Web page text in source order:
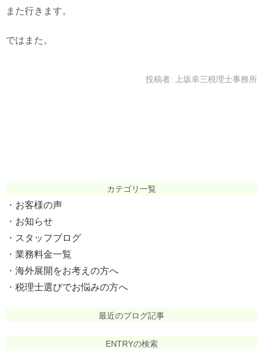
また行きます。
ではまた。
投稿者: 上坂幸三税理士事務所
カテゴリ一覧
お客様の声
お知らせ
スタッフブログ
業務料金一覧
海外展開をお考えの方へ
税理士選びでお悩みの方へ
最近のブログ記事
ENTRYの検索